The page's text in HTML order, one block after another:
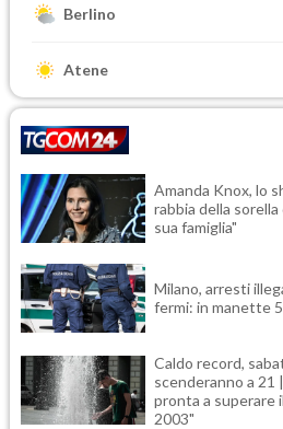
Berlino
Atene
Amanda Knox, lo
rabbia della
sua famiglia"
Milano, arresti
fermi: in manette
Caldo record,
scenderanno a 21
pronta a superare
2003"